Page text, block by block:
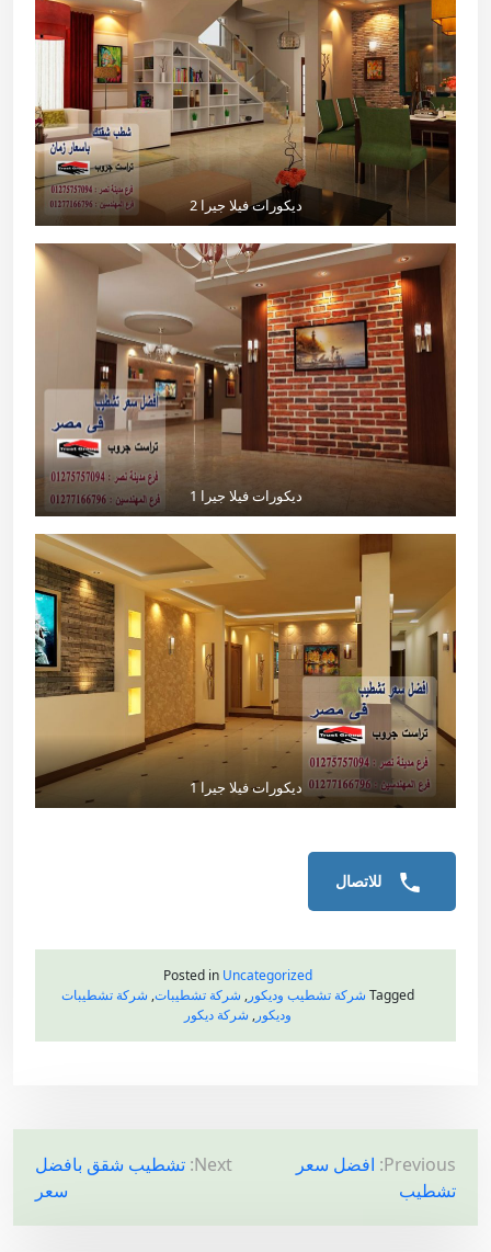
ديكورات فيلا جيرا 2
ديكورات فيلا جيرا 1
ديكورات فيلا جيرا 1
للاتصال
Posted in Uncategorized
Tagged شركة تشطيب وديكور, شركة تشطيبات, شركة تشطيبات
وديكور, شركة ديكور
ت
ص
فّ
Previous: افضل سعر
تشطيب
Next: تشطيب شقق بافضل
سعر